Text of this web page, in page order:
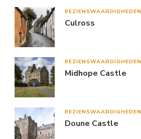
BEZIENSWAARDIGHEDEN
Culross
BEZIENSWAARDIGHEDEN
Midhope Castle
BEZIENSWAARDIGHEDEN
Doune Castle